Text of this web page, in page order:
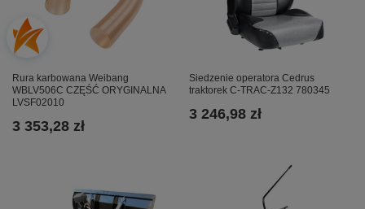
Rura karbowana Weibang
WBLV506C CZĘŚĆ ORYGINALNA
LVSF02010
3 353,28 zł
Siedzenie operatora Cedrus
traktorek C-TRAC-Z132 780345
3 246,98 zł